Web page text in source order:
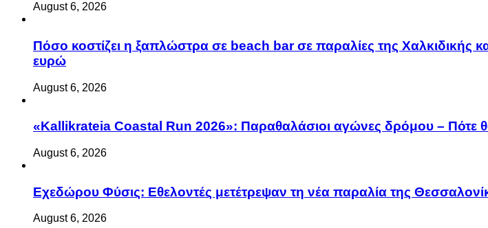
August 6, 2026
Πόσο κοστίζει η ξαπλώστρα σε beach bar σε παραλίες της Χαλκιδικής
ευρώ
August 6, 2026
«Kallikrateia Coastal Run 2026»: Παραθαλάσιοι αγώνες δρόμου – Πότε
August 6, 2026
Eχεδώρου Φύσις: Εθελοντές μετέτρεψαν τη νέα παραλία της
August 6, 2026